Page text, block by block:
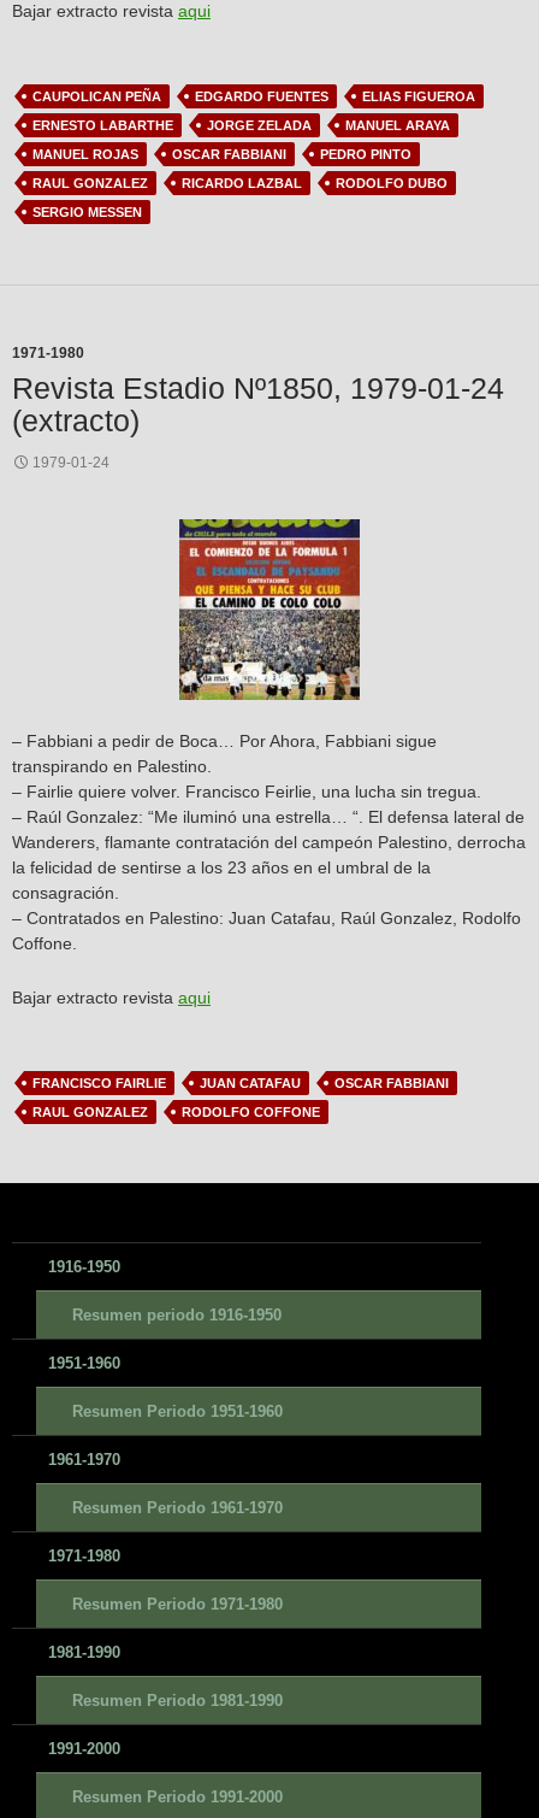
Bajar extracto revista aqui
CAUPOLICAN PEÑA EDGARDO FUENTES
ELIAS FIGUEROA
ERNESTO LABARTHE
JORGE ZELADA
MANUEL ARAYA
MANUEL ROJAS
OSCAR FABBIANI
PEDRO PINTO
RAUL GONZALEZ
RICARDO LAZBAL
RODOLFO DUBO
SERGIO MESSEN
1971-1980
Revista Estadio Nº1850, 1979-01-24
(extracto)
1979-01-24
– Fabbiani a pedir de Boca… Por Ahora, Fabbiani sigue
transpirando en Palestino.
– Fairlie quiere volver. Francisco Feirlie, una lucha sin tregua.
– Raúl Gonzalez: “Me iluminó una estrella… “. El defensa lateral de
Wanderers, flamante contratación del campeón Palestino, derrocha
la felicidad de sentirse a los 23 años en el umbral de la
consagración.
– Contratados en Palestino: Juan Catafau, Raúl Gonzalez, Rodolfo
Coffone.
Bajar extracto revista aqui
FRANCISCO FAIRLIE JUAN CATAFAU
OSCAR FABBIANI
RAUL GONZALEZ
RODOLFO COFFONE
1916-1950
Resumen periodo 1916-1950
1951-1960
Resumen Periodo 1951-1960
1961-1970
Resumen Periodo 1961-1970
1971-1980
Resumen Periodo 1971-1980
1981-1990
Resumen Periodo 1981-1990
1991-2000
Resumen Periodo 1991-2000